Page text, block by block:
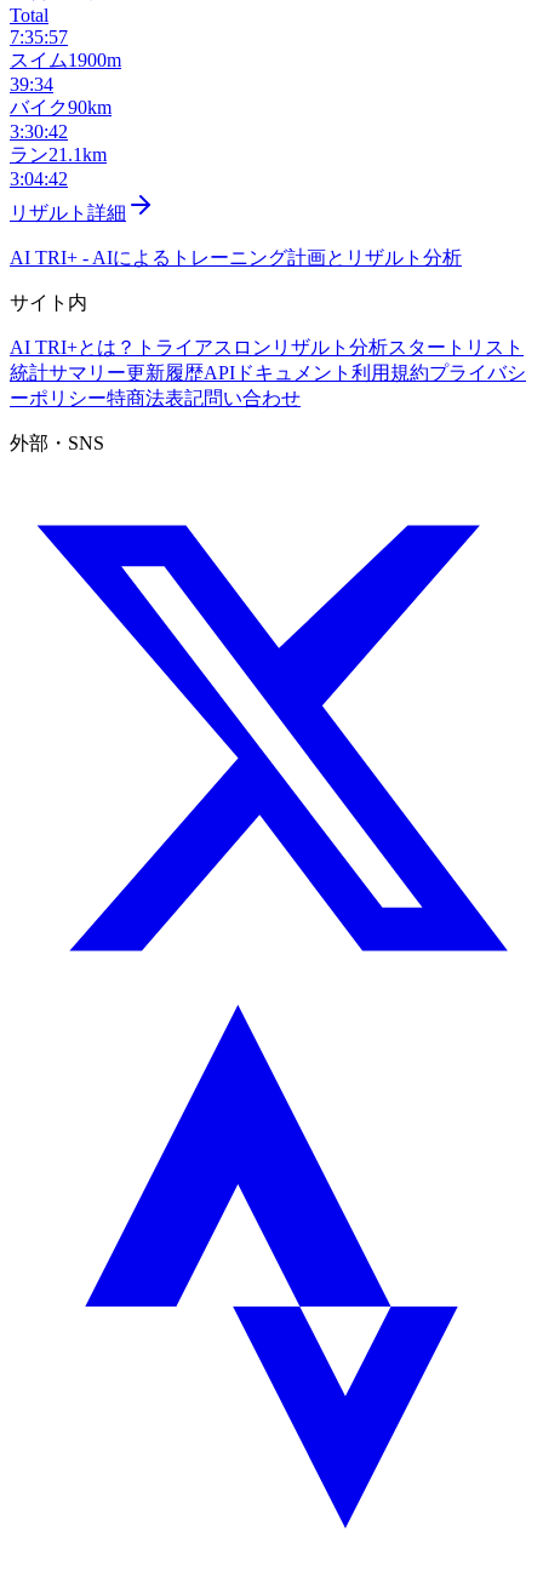
Total
7:35:57
スイム1900m
39:34
バイク90km
3:30:42
ラン21.1km
3:04:42
リザルト詳細
AI TRI+ - AIによるトレーニング計画とリザルト分析
サイト内
AI TRI+とは？ トライアスロンリザルト分析スタートリスト
統計サマリー更新履歴APIドキュメント 利用規約プライバシ
ーポリシー特商法表記問い合わせ
外部・SNS